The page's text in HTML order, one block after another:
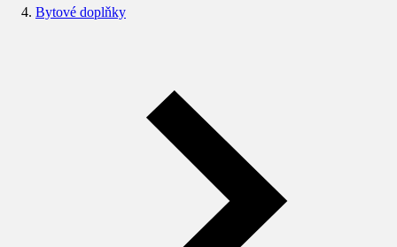
Bytové doplňky